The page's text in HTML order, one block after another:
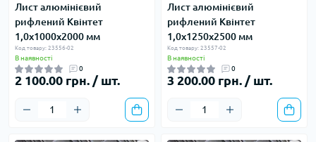
Лист алюмінієвий
рифлений Квінтет
1,0х1000х2000 мм
Код товару: 23556-02
В наявності
0
2 100.00 грн. / шт.
Лист алюмінієвий
рифлений Квінтет
1,0х1250х2500 мм
Код товару: 23557-02
В наявності
0
3 200.00 грн. / шт.